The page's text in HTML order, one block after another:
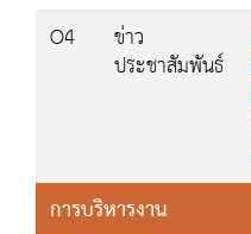
O4
ข่าว
ประชาสัมพันธ์
การบริหารงาน